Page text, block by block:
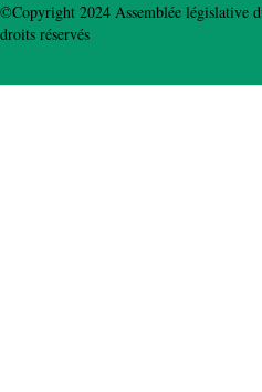
©Copyright 2024 Assemblée législative
droits réservés